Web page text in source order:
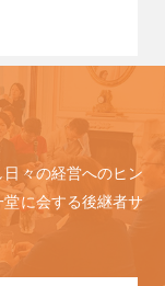
々の経営へのヒン
堂に会する後継者サ